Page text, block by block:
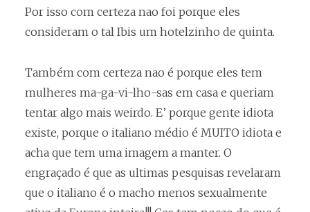
Por isso com certeza nao foi porque eles
consideram o tal Ibis um hotelzinho de quinta.
Também com certeza nao é porque eles tem
mulheres ma-ga-vi-lho-sas em casa e queriam
tentar algo mais weirdo. E’ porque gente idiota
existe, porque o italiano médio é MUITO idiota e
acha que tem uma imagem a manter. O
engraçado é que as ultimas pesquisas revelaram
que o italiano é o macho menos sexualmente